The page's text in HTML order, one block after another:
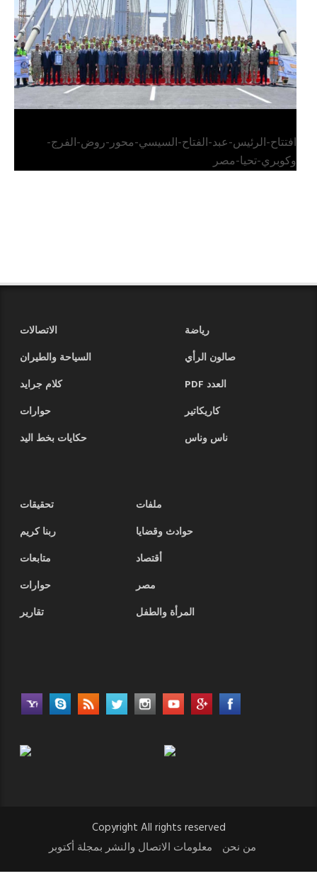
افتتاح-الرئيس-عبد-الفتاح-السيسي-محور-روض-الفرج-
وكوبري-تحيا-مصر
رياضة
الاتصالات
صالون الرأي
السياحة والطيران
العدد PDF
كلام جرايد
كاريكاتير
حوارات
ناس وناس
حكايات بخط اليد
ملفات
تحقيقات
حوادث وقضايا
ربنا كريم
أقتصاد
متابعات
مصر
حوارات
المرأة والطفل
تقارير
Copyright All rights reserved
من نحن
معلومات الاتصال والنشر بمجلة أكتوبر